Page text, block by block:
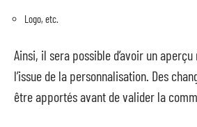
Logo, etc.
Ainsi, il sera possible d’avoir un
l’issue de la personnalisation. Des
être apportés avant de valider la